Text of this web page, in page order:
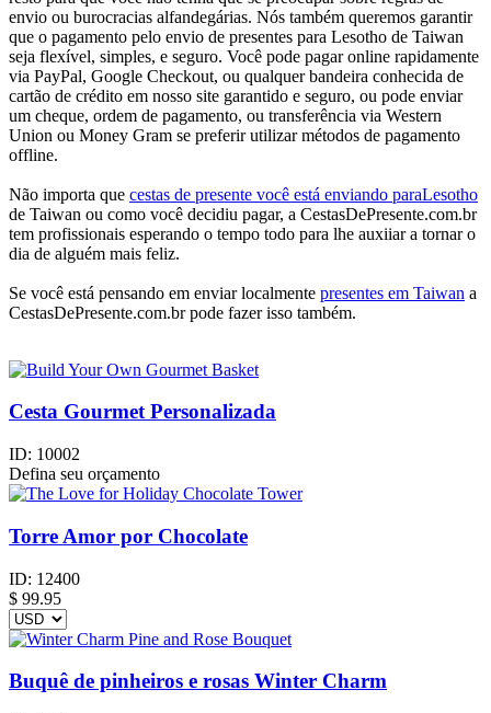
envio ou burocracias alfandegárias. Nós também queremos garantir
que o pagamento pelo envio de presentes para Lesotho de Taiwan
seja flexível, simples, e seguro. Você pode pagar online rapidamente
via PayPal, Google Checkout, ou qualquer bandeira conhecida de
cartão de crédito em nosso site garantido e seguro, ou pode enviar
um cheque, ordem de pagamento, ou transferência via Western
Union ou Money Gram se preferir utilizar métodos de pagamento
offline.
Não importa que cestas de presente você está enviando paraLesotho
de Taiwan ou como você decidiu pagar, a CestasDePresente.com.br
tem profissionais esperando o tempo todo para lhe auxiiar a tornar o
dia de alguém mais feliz.
Se você está pensando em enviar localmente presentes em Taiwan a
CestasDePresente.com.br pode fazer isso também.
Cesta Gourmet Personalizada
ID: 10002
Defina seu orçamento
Torre Amor por Chocolate
ID: 12400
$ 99.95
Buquê de pinheiros e rosas Winter Charm